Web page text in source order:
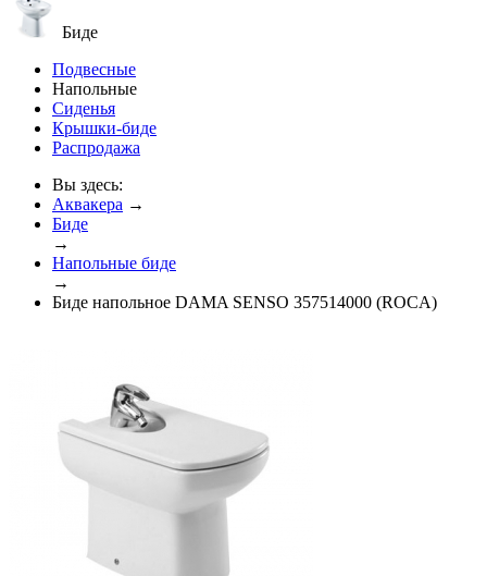
Биде
Подвесные
Напольные
Сиденья
Крышки-биде
Распродажа
Вы здесь:
Аквакера →
Биде
→
Напольные биде
→
Биде напольное DAMA SENSO 357514000 (ROCA)